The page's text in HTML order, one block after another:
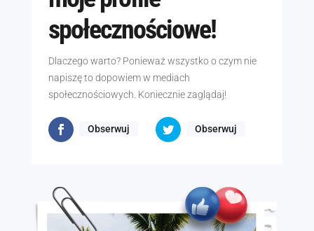
społecznościowe!
Dlaczego warto? Ponieważ wszystko o czym nie
napiszę to dopowiem w mediach
społecznościowych. Koniecznie zaglądaj!
Obserwuj Obserwuj